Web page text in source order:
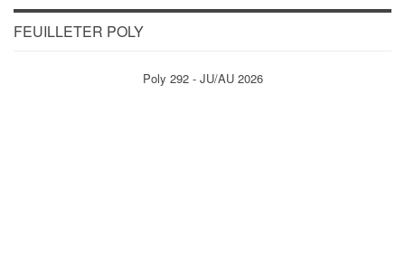
FEUILLETER POLY
Poly 292 - JU/AU 2026